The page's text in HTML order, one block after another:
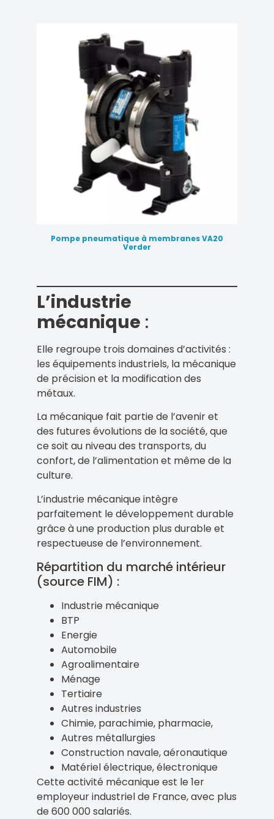
Pompe pneumatique à membranes VA20
Verder
L’industrie
mécanique :
Elle regroupe trois domaines d’activités :
les équipements industriels, la mécanique
de précision et la modification des
métaux.
La mécanique fait partie de l’avenir et
des futures évolutions de la société, que
ce soit au niveau des transports, du
confort, de l’alimentation et même de la
culture.
L’industrie mécanique intègre
parfaitement le développement durable
grâce à une production plus durable et
respectueuse de l’environnement.
Répartition du marché intérieur
(source FIM) :
Industrie mécanique
BTP
Energie
Automobile
Agroalimentaire
Ménage
Tertiaire
Autres industries
Chimie, parachimie, pharmacie,
Autres métallurgies
Construction navale, aéronautique
Matériel électrique, électronique
Cette activité mécanique est le 1er
employeur industriel de France, avec plus
de 600 000 salariés.